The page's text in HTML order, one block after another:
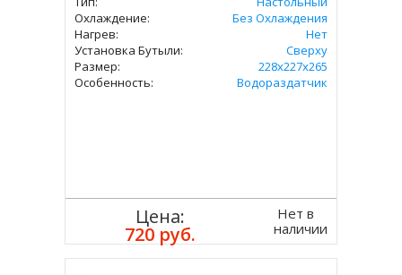
Охлаждение:
Без Охлаждения
Нагрев:
Нет
Установка Бутыли:
Сверху
Размер:
228x227х265
Особенность:
Водораздатчик
Цена:
720 руб.
Нет в
наличии